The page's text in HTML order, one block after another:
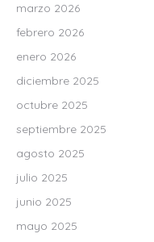
marzo 2026
febrero 2026
enero 2026
diciembre 2025
octubre 2025
septiembre 2025
agosto 2025
julio 2025
junio 2025
mayo 2025